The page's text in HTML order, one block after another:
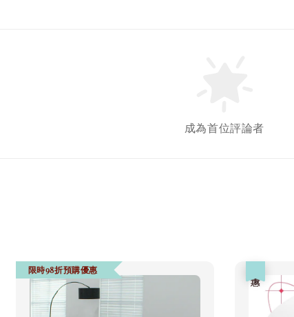
成為首位評論者
限時98折預購優惠